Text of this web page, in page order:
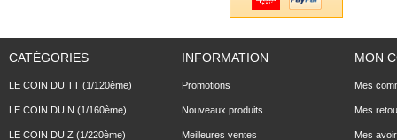
CATÉGORIES
LE COIN DU TT (1/120ème)
LE COIN DU N (1/160ème)
LE COIN DU Z (1/220ème)
INFORMATION
Promotions
Nouveaux produits
Meilleures ventes
MON
Mes
Mes
Mes